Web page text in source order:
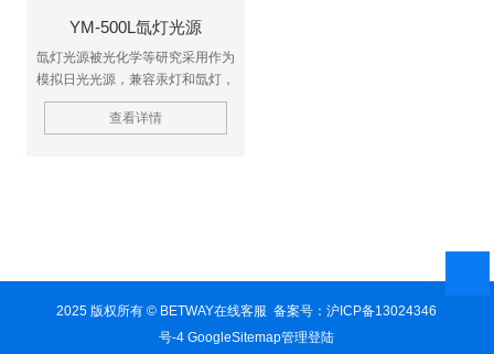
YM-500L氙灯光源
氙灯光源被光化学等研究采用作为
模拟日光光源，兼容汞灯和氙灯，
操作简单。灯管采用进口石英管
材，显色性佳，发光效率高，可单
光化学合成等研究领域的探索阶段
查看详情
2025 版权所有 © BETWAY在线客服 备案号：沪ICP备13024346
号-4 GoogleSitemap管理登陆